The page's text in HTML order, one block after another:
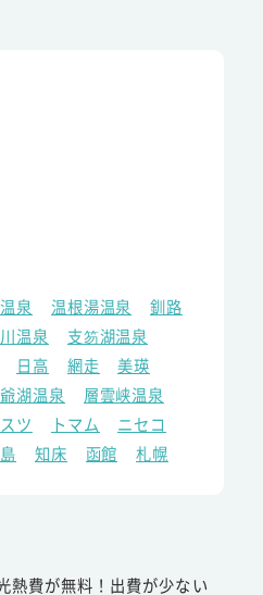
泉 温根湯温泉
釧路
温泉
支笏湖温泉
日高 網走
美瑛
湖温泉
層雲峡温泉
ツ トマム
ニセコ
知床 函館 札幌
熱費が無料！出費が少ない